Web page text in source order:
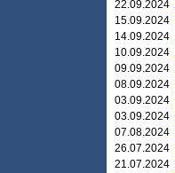
22.09.2024
15.09.2024
14.09.2024
10.09.2024
09.09.2024
08.09.2024
03.09.2024
03.09.2024
07.08.2024
26.07.2024
21.07.2024